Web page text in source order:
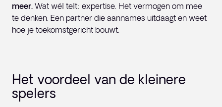
meer. Wat wél telt: expertise. Het vermogen om mee
te denken. Een partner die aannames uitdaagt en weet
hoe je toekomstgericht bouwt.
Het voordeel van de kleinere
spelers